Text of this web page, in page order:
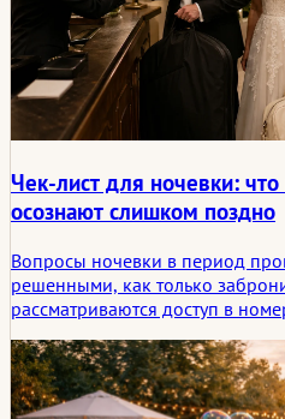
Чек-лист для ночевки: что
осознают слишком поздно
Вопросы ночевки в период
решенными, как только
рассматриваются доступ в
пары и гости обычно